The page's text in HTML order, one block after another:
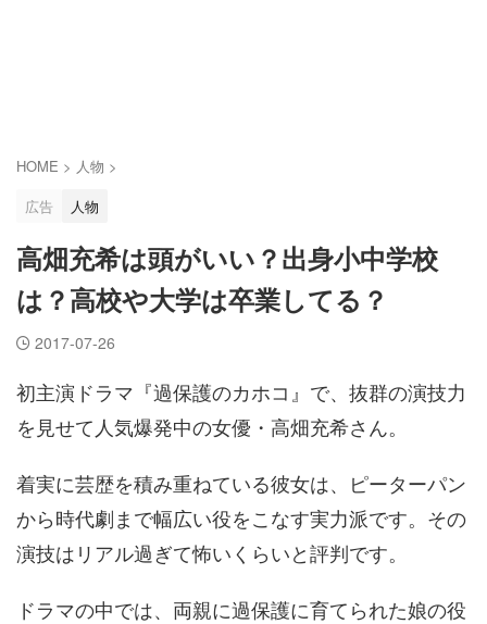
HOME > 人物 >
広告
人物
高畑充希は頭がいい？出身小中学校
は？高校や大学は卒業してる？
2017-07-26
初主演ドラマ『過保護のカホコ』で、抜群の演技力
を見せて人気爆発中の女優・高畑充希さん。
着実に芸歴を積み重ねている彼女は、ピーターパン
から時代劇まで幅広い役をこなす実力派です。その
演技はリアル過ぎて怖いくらいと評判です。
ドラマの中では、両親に過保護に育てられた娘の役